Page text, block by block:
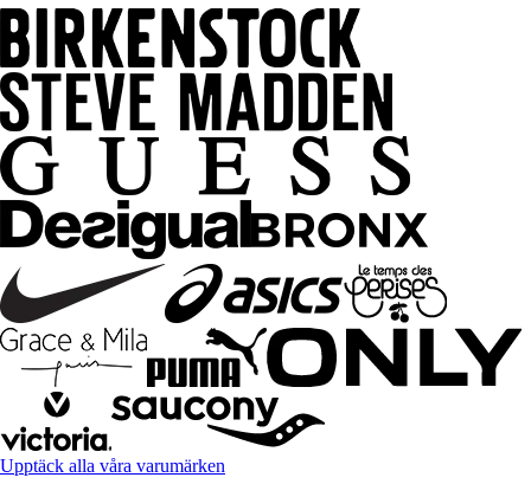
Upptäck alla våra varumärken